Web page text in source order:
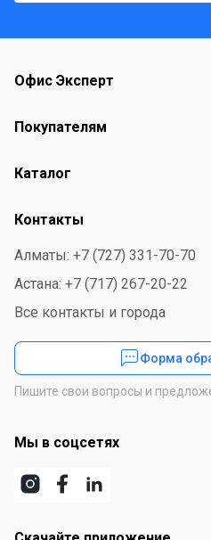
Офис Эксперт
Покупателям
Каталог
Контакты
Алматы: +7 (727) 331-70-70
Астана: +7 (717) 267-20-22
Все контакты и города
Форма
Пишите свои вопросы и
Мы в соцсетях